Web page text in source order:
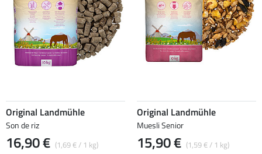
Original Landmühle
Son de riz
16,90 € (1,69 € / 1 kg)
Original Landmühle
Muesli Senior
15,90 € (1,59 € / 1 kg)